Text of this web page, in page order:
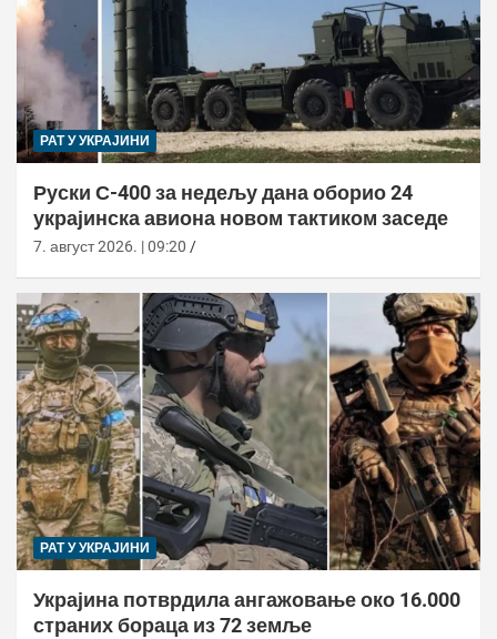
РАТ У УКРАЈИНИ
Руски С-400 за недељу дана оборио 24
украјинска авиона новом тактиком заседе
7. август 2026. | 09:20
РАТ У УКРАЈИНИ
Украјина потврдила ангажовање око 16.000
страних бораца из 72 земље